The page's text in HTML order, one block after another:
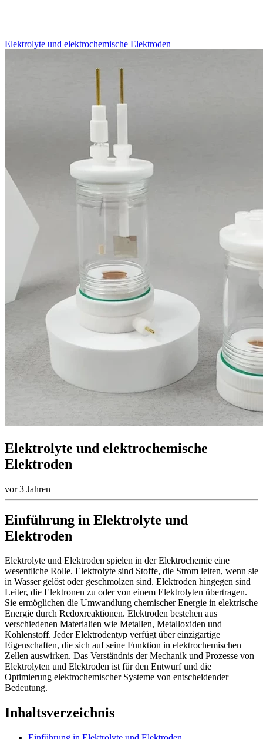
Elektrolyte und elektrochemische Elektroden
Elektrolyte und elektrochemische
Elektroden
vor 3 Jahren
Einführung in Elektrolyte und
Elektroden
Elektrolyte und Elektroden spielen in der Elektrochemie eine
wesentliche Rolle. Elektrolyte sind Stoffe, die Strom leiten, wenn sie
in Wasser gelöst oder geschmolzen sind. Elektroden hingegen sind
Leiter, die Elektronen zu oder von einem Elektrolyten übertragen.
Sie ermöglichen die Umwandlung chemischer Energie in elektrische
Energie durch Redoxreaktionen. Elektroden bestehen aus
verschiedenen Materialien wie Metallen, Metalloxiden und
Kohlenstoff. Jeder Elektrodentyp verfügt über einzigartige
Eigenschaften, die sich auf seine Funktion in elektrochemischen
Zellen auswirken. Das Verständnis der Mechanik und Prozesse von
Elektrolyten und Elektroden ist für den Entwurf und die
Optimierung elektrochemischer Systeme von entscheidender
Bedeutung.
Inhaltsverzeichnis